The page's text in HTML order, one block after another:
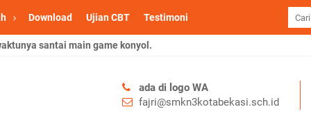
Download Ujian CBT Testimoni
santai main game konyol.
ada di logo WA
fajri@smkn3kotabekasi.sch.id